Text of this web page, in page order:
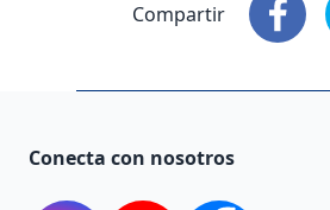
Compartir
Conecta con nosotros